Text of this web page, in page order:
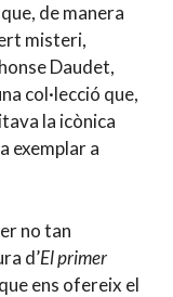
de manera
misteri,
Daudet,
col·lecció que,
la icònica
exemplar a
no tan
d’El primer
ens ofereix el